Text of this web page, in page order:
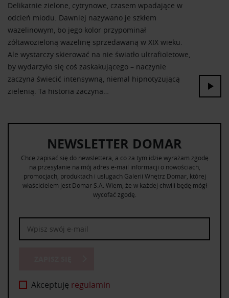
Delikatnie zielone, cytrynowe, czasem wpadające w
odcień miodu. Dawniej nazywano je szkłem
wazelinowym, bo jego kolor przypominał
żółtawozieloną wazelinę sprzedawaną w XIX wieku.
Ale wystarczy skierować na nie światło ultrafioletowe,
by wydarzyło się coś zaskakującego – naczynie
zaczyna świecić intensywną, niemal hipnotyzującą
zielenią. Ta historia zaczyna…
NEWSLETTER DOMAR
Chcę zapisać się do newslettera, a co za tym idzie wyrażam zgodę
na przesyłanie na mój adres e-mail informacji o nowościach,
promocjach, produktach i usługach Galerii Wnętrz Domar, której
właścicielem jest Domar S.A. Wiem, że w każdej chwili będę mógł
wycofać zgodę.
Akceptuję regulamin